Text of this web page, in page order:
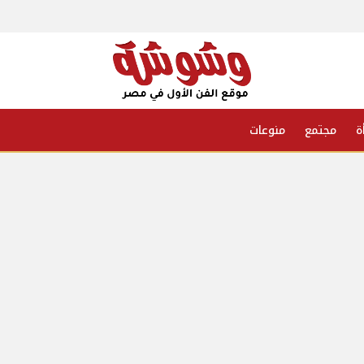
مجتمع منوعات